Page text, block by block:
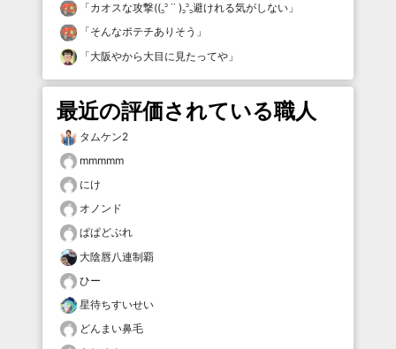
「カオスな攻撃((꜆꜄ ˙˙ )꜆꜄꜆避けれる気がしない 」
「そんなポテチありそう 」
「大阪やから大目に見たってや 」
最近の評価されている職人
タムケン2
mmmmm
にけ
オノンド
ぱぱどぶれ
大陰唇八連制覇
ひー
星待ちすいせい
どんまい鼻毛